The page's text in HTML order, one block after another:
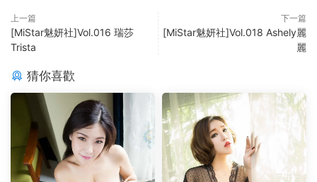
上一篇
[MiStar魅妍社]Vol.016 瑞莎
Trista
下一篇
[MiStar魅妍社]Vol.018 Ashely麗
麗
猜你喜歡